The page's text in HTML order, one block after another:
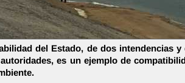
del Estado, de dos intendencias
es un ejemplo de